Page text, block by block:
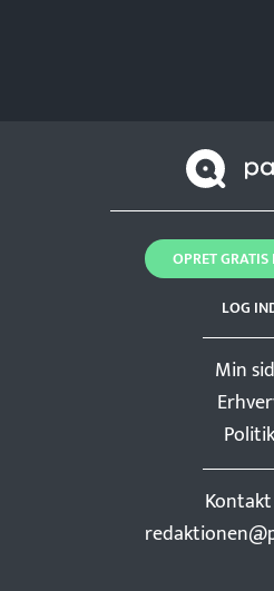
Min
Politik
LOG
OPRET GRATIS